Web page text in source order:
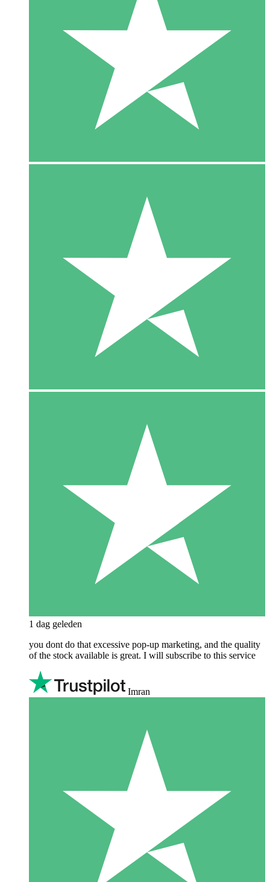
1 dag geleden
you dont do that excessive pop-up marketing, and the quality
of the stock available is great. I will subscribe to this service
Imran